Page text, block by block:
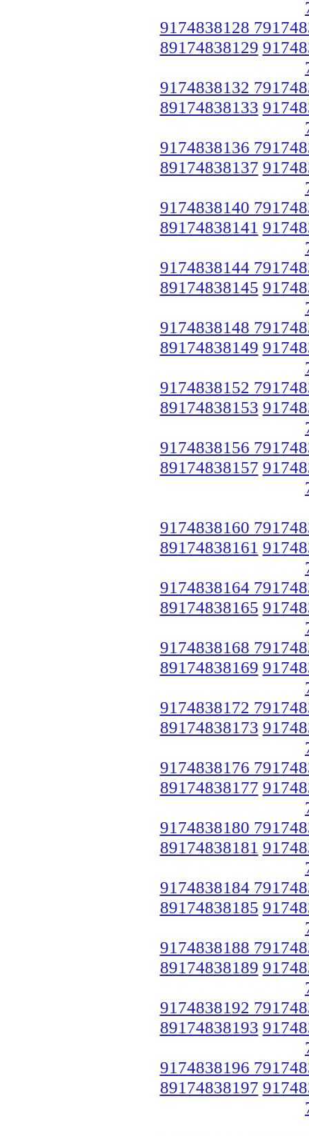
9174838128
89174838129
9174838132
89174838133
9174838136
89174838137
9174838140
89174838141
9174838144
89174838145
9174838148
89174838149
9174838152
89174838153
9174838156
89174838157
9174838160
89174838161
9174838164
89174838165
9174838168
89174838169
9174838172
89174838173
9174838176
89174838177
9174838180
89174838181
9174838184
89174838185
9174838188
89174838189
9174838192
89174838193
9174838196
89174838197